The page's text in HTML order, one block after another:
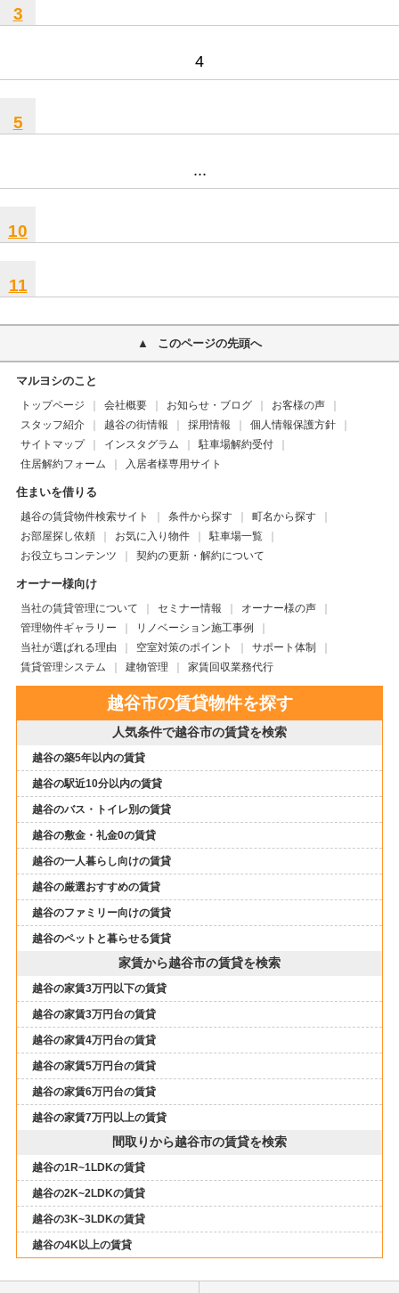
3
4
5
...
10
11
このページの先頭へ
マルヨシのこと
トップページ 会社概要 お知らせ・ブログ
お客様の声
スタッフ紹介
越谷の街情報 採用情報
個人情報保護方針
サイトマップ
インスタグラム
駐車場解約受付
住居解約フォーム
入居者様専用サイト
住まいを借りる
越谷の賃貸物件検索サイト 条件から探す
町名から探す
お部屋探し依頼
お気に入り物件
駐車場一覧
お役立ちコンテンツ
契約の更新・解約について
オーナー様向け
当社の賃貸管理について セミナー情報
オーナー様の声
管理物件ギャラリー
リノベーション施工事例
当社が選ばれる理由
空室対策のポイント
サポート体制
賃貸管理システム
建物管理 家賃回収業務代行
越谷市の賃貸物件を探す
人気条件で越谷市の賃貸を検索
越谷の築5年以内の賃貸
越谷の駅近10分以内の賃貸
越谷のバス・トイレ別の賃貸
越谷の敷金・礼金0の賃貸
越谷の一人暮らし向けの賃貸
越谷の厳選おすすめの賃貸
越谷のファミリー向けの賃貸
越谷のペットと暮らせる賃貸
家賃から越谷市の賃貸を検索
越谷の家賃3万円以下の賃貸
越谷の家賃3万円台の賃貸
越谷の家賃4万円台の賃貸
越谷の家賃5万円台の賃貸
越谷の家賃6万円台の賃貸
越谷の家賃7万円以上の賃貸
間取りから越谷市の賃貸を検索
越谷の1R~1LDKの賃貸
越谷の2K~2LDKの賃貸
越谷の3K~3LDKの賃貸
越谷の4K以上の賃貸